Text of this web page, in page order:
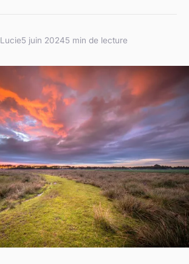
Lucie5 juin 20245 min de lecture